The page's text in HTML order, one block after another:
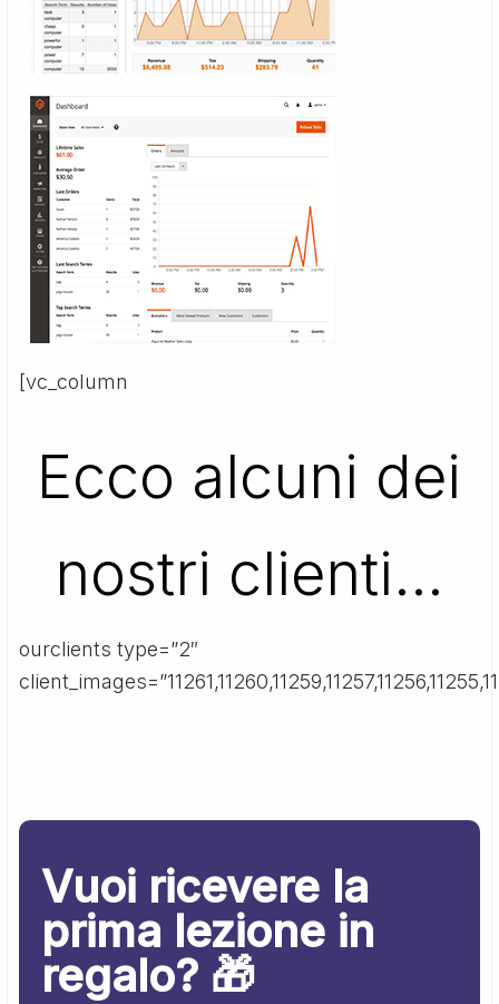
[vc_column
Ecco alcuni dei
nostri clienti…
ourclients type=”2″
Vuoi ricevere la
prima lezione in
regalo? 🎁